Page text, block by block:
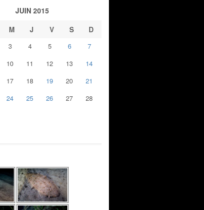
JUIN 2015
M J V S D
3 4 5 6
7
10 11 12 13
14
17 18 19 20
21
24 25 26 27
28